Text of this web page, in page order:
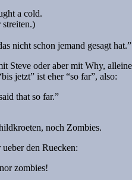
a cold.
streiten.)
nicht schon jemand gesagt hat.”
Steve oder aber mit Why,
jetzt” ist eher “so far”, also:
that so far.”
noch Zombies.
den Ruecken:
zombies!